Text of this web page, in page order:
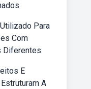
Para
Com
Diferentes
E
A